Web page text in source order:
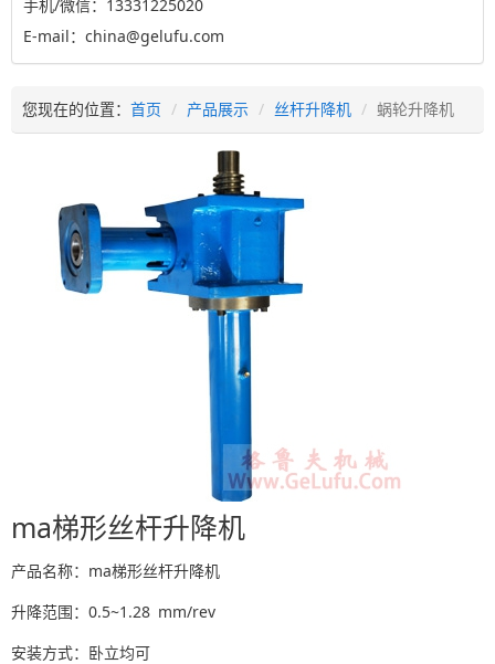
手机/微信：13331225020
E-mail：china@gelufu.com
您现在的位置： 首页 产品展示 丝杆升降机 蜗轮升降机
ma梯形丝杆升降机
产品名称：ma梯形丝杆升降机
升降范围：0.5~1.28 mm/rev
安装方式：卧立均可